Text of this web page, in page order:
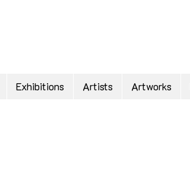
Exhibitions Artists Artworks